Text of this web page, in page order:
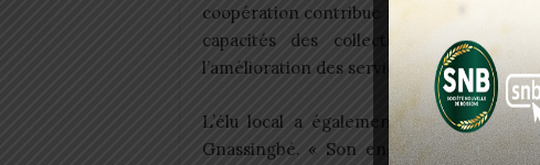
coopération contribue au renforcement
capacités des collectivités locales et
l’amélioration des services
L’élu local a également rendu
Gnassingbé. « Son engagement